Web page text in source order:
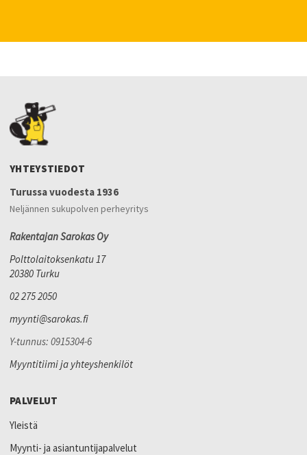
YHTEYSTIEDOT
Turussa vuodesta 1936
Neljännen sukupolven perheyritys
Rakentajan Sarokas Oy
Polttolaitoksenkatu 17
20380 Turku
02 275 2050
myynti@sarokas.fi
Y-tunnus: 0915304-6
Myyntitiimi ja yhteyshenkilöt
PALVELUT
Yleistä
Myynti- ja asiantuntijapalvelut